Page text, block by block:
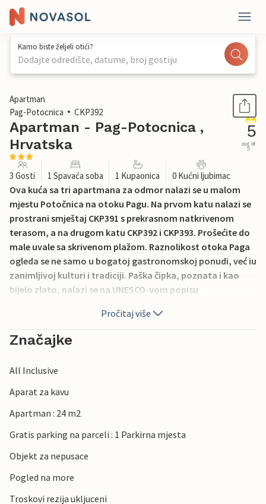
Kamo biste željeli otići?
Dodajte odredište, datume, broj gostiju
1 / 25
Apartman
Pag-Potocnica
CKP392
Apartman - Pag-Potocnica ,
Hrvatska
5
out of
5
3 Gosti 1 Spavaća soba 1 Kupaonica 0 Kućni ljubimac
Ova kuća sa tri apartmana za odmor nalazi se u malom
mjestu Potočnica na otoku Pagu. Na prvom katu nalazi se
prostrani smještaj CKP391 s prekrasnom natkrivenom
terasom, a na drugom katu CKP392 i CKP393. Prošećite do
male uvale sa skrivenom plažom. Raznolikost otoka Paga
ogleda se ne samo u bogatoj gastronomskoj ponudi, već iu
zanimljivoj kulturi i tradiciji. Paška čipka, poznata i kao
bijelo zlato, nalazi se na UNESCO-vom popisu
doživjeti festival elektronske glazbe uz DJ-e.
Pročitaj više
Značajke
All Inclusive
Aparat za kavu
Apartman : 24 m2
Gratis parking na parceli : 1 Parkirna mjesta
Objekt za nepusace
Pogled na more
Troskovi rezija ukljuceni